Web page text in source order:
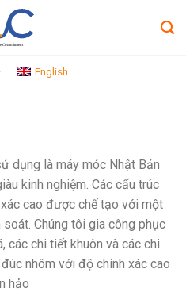
English
dụng là máy móc Nhật Bản
kinh nghiệm. Các cấu trúc
cao được chế tạo với một
Chúng tôi gia công phục
các chi tiết khuôn và các chi
nhôm với độ chính xác cao
hảo